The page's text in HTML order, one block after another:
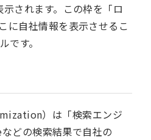
されます。この枠を「ロ
に自社情報を表示させるこ
です。
）は「検索エンジ
どの検索結果で自社の